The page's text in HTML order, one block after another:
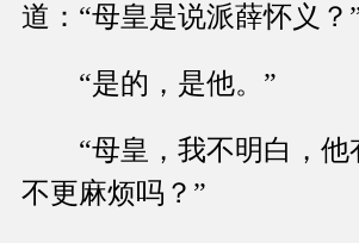
道：“母皇是说派薛怀义？
“是的，是他。”
“母皇，我不明白，他
不更麻烦吗？”